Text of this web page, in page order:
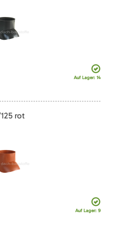
Auf Lager: 14
rot
Auf Lager: 9